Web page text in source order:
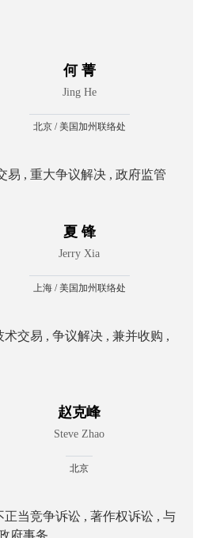
何 菁
Jing He
北京 / 美国加州联络处
易 , 重大争议解决 , 政府监管
夏 锋
Jerry Xia
上海 / 美国加州联络处
术交易 , 争议解决 , 兼并收购 ,
赵克峰
Steve Zhao
北京
正当竞争诉讼 , 著作权诉讼 , 与